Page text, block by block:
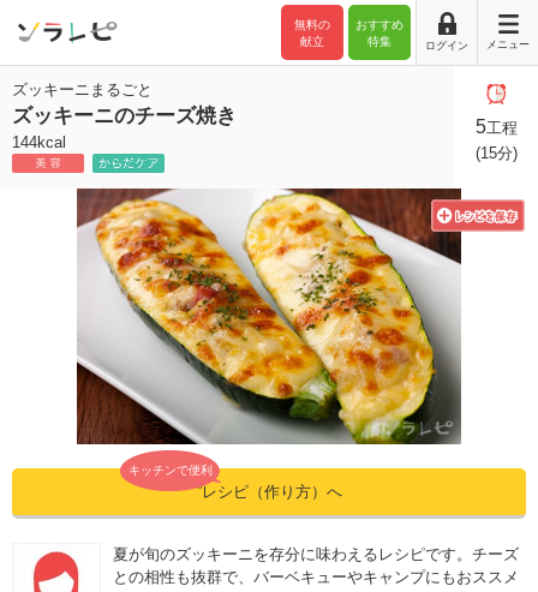
おすすめ
特集
無料の
献立
ログイン メニュー
ズッキーニまるごと
ズッキーニのチーズ焼き
144kcal
5工程
(15分)
キッチンで便利
”レシピ（作り方）へ
夏が旬のズッキーニを存分に味わえるレシピです。チーズ
との相性も抜群で、バーベキューやキャンプにもおススメ